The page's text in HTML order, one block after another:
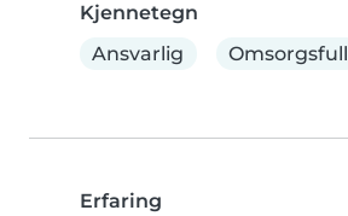
Kjennetegn
Ansvarlig
Omsorgsfull
Erfaring